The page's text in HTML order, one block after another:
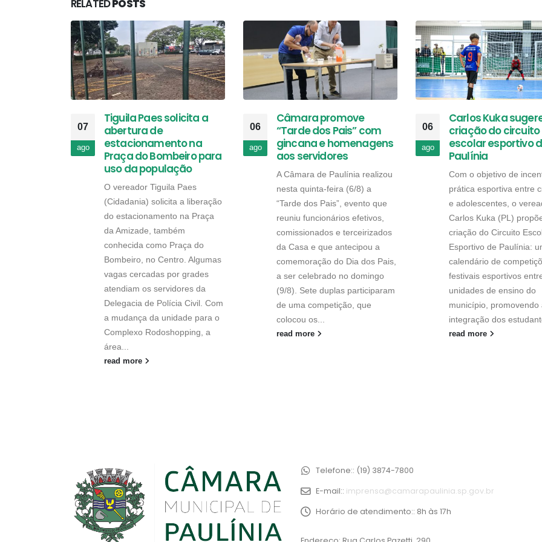
RELATEDPOSTS
07
ago
Tiguila Paes solicita a
abertura de
estacionamento na
Praça do Bombeiro para
uso da população
O vereador Tiguila Paes
(Cidadania) solicita a liberação
do estacionamento na Praça
da Amizade, também
conhecida como Praça do
Bombeiro, no Centro. Algumas
vagas cercadas por grades
atendiam os servidores da
Delegacia de Polícia Civil. Com
a mudança da unidade para o
Complexo Rodoshopping, a
área...
read more
06
ago
Câmara promove
“Tarde dos Pais” com
gincana e homenagens
aos servidores
A Câmara de Paulínia realizou
nesta quinta-feira (6/8) a
“Tarde dos Pais”, evento que
reuniu funcionários efetivos,
comissionados e terceirizados
da Casa e que antecipou a
comemoração do Dia dos Pais,
a ser celebrado no domingo
(9/8). Sete duplas participaram
de uma competição, que
colocou os...
read more
06
ago
Carlos Kuka
criação do circuito
escolar esportivo
Paulínia
Com o objetivo de
prática esportiva entre
e adolescentes, o
Carlos Kuka (PL)
criação do Circuito
Esportivo de Paulínia:
calendário de
festivais esportivos
unidades de ensino do
município, promovendo
integração dos
read more
Telefone:: (19) 3874-7800
E-mail:: imprensa@camarapaulinia.sp.gov.br
Horário de atendimento:: 8h às 17h